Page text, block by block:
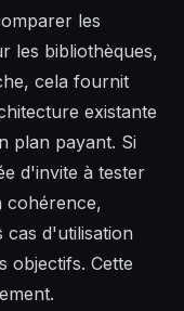
les
les bibliothèques,
cela fournit
existante
plan payant. Si
d'invite à tester
cohérence,
cas d'utilisation
objectifs. Cette